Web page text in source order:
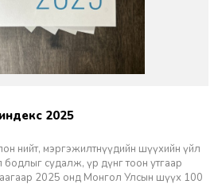
2025
нийт, мэргэжилтнүүдийн шүүхийн үйл
судалж, үр дүнг тоон утгаар
2025 онд Монгол Улсын шүүх 100